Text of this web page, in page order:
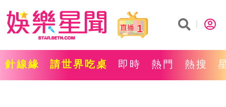
1
針線緣 請世界吃桌 即時 熱門 熱搜